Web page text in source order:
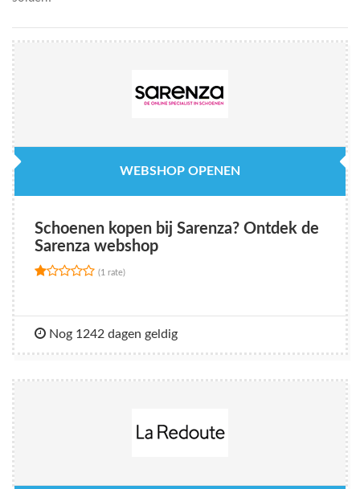
WEBSHOP OPENEN
Schoenen kopen bij Sarenza? Ontdek de
Sarenza webshop
(1 rate)
Nog 1242 dagen geldig